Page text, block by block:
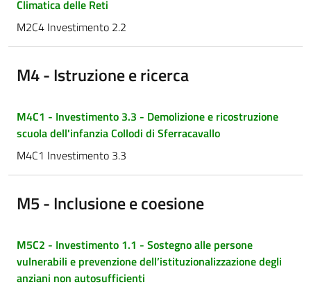
Climatica delle Reti
M2C4 Investimento 2.2
M4 - Istruzione e ricerca
M4C1 - Investimento 3.3 - Demolizione e ricostruzione
scuola dell'infanzia Collodi di Sferracavallo
M4C1 Investimento 3.3
M5 - Inclusione e coesione
M5C2 - Investimento 1.1 - Sostegno alle persone
vulnerabili e prevenzione dell’istituzionalizzazione degli
anziani non autosufficienti